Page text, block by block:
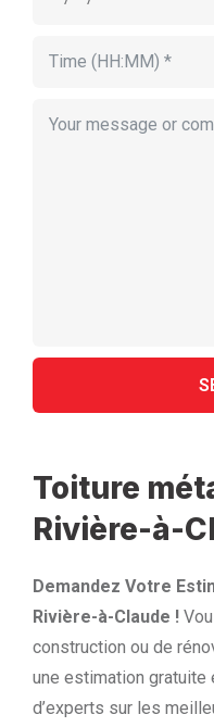
Toiture
Rivière-à-
Demandez Votre
Rivière-à-Claude !
construction ou de
une estimation
d’experts sur les